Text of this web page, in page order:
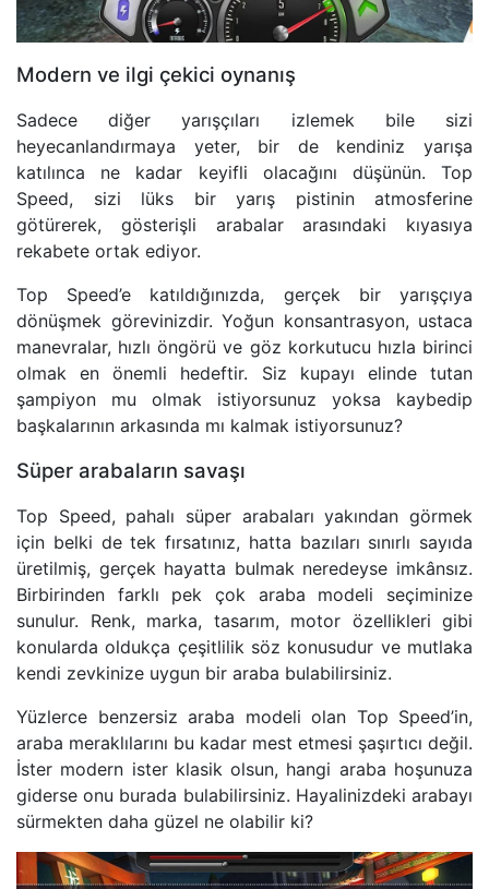
Modern ve ilgi çekici oynanış
Sadece diğer yarışçıları izlemek bile sizi
heyecanlandırmaya yeter, bir de kendiniz yarışa
katılınca ne kadar keyifli olacağını düşünün. Top
Speed, sizi lüks bir yarış pistinin atmosferine
götürerek, gösterişli arabalar arasındaki kıyasıya
rekabete ortak ediyor.
Top Speed’e katıldığınızda, gerçek bir yarışçıya
dönüşmek görevinizdir. Yoğun konsantrasyon, ustaca
manevralar, hızlı öngörü ve göz korkutucu hızla birinci
olmak en önemli hedeftir. Siz kupayı elinde tutan
şampiyon mu olmak istiyorsunuz yoksa kaybedip
başkalarının arkasında mı kalmak istiyorsunuz?
Süper arabaların savaşı
Top Speed, pahalı süper arabaları yakından görmek
için belki de tek fırsatınız, hatta bazıları sınırlı sayıda
üretilmiş, gerçek hayatta bulmak neredeyse imkânsız.
Birbirinden farklı pek çok araba modeli seçiminize
sunulur. Renk, marka, tasarım, motor özellikleri gibi
konularda oldukça çeşitlilik söz konusudur ve mutlaka
kendi zevkinize uygun bir araba bulabilirsiniz.
Yüzlerce benzersiz araba modeli olan Top Speed’in,
araba meraklılarını bu kadar mest etmesi şaşırtıcı değil.
İster modern ister klasik olsun, hangi araba hoşunuza
giderse onu burada bulabilirsiniz. Hayalinizdeki arabayı
sürmekten daha güzel ne olabilir ki?